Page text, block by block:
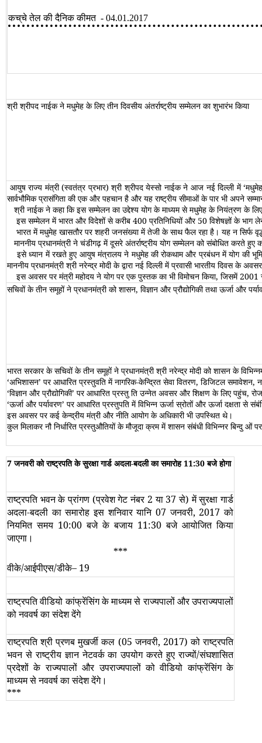
कच्चेतेलकीदैनिककीमत- 04.01.2017
श्री श्रीपद नाईक ने मधुमेह के लिए तीन दिवसीय अंतर्राष्‍ट्रीय सम्‍मेलन का शुभारंभ किया
आयुष राज्‍य मंत्री (स्‍वतंत्र प्रभार) श्री श्रीपद येस्‍सो नाईक ने आज नई दिल्‍ली में
सार्वभौमिक प्रासंगिता की एक और पहचान है और यह राष्‍ट्रीय सीमाओं के पार भी अपने
श्री नाईक ने कहा कि इस सम्‍मेलन का उद्देश्‍य योग के माध्‍यम से मधुमेह के नियंत्रण के लिए
इस सम्‍मेलन में भारत और विदेशों से करीब 400 प्रतिनिधियों और 50 विशेषज्ञों के भाग
भारत में मधुमेह खासतौर पर शहरी जनसंख्‍या में तेजी के साथ फैल रहा है। यह न सिर्फ
माननीय प्रधानमंत्री ने चंडीगढ़ में दूसरे अंतर्राष्‍ट्रीय योग सम्‍मेलन को संबोधित करते
इसे ध्‍यान में रखते हुए आयुष मंत्रालय ने मधुमेह की रोकथाम और प्रबंधन में योग की
माननीय प्रधानमंत्री श्री नरेन्‍द्र मोदी के द्वारा नई दिल्‍ली में प्रवासी भारतीय दिवस के
इस अवसर पर मंत्री महोदय ने योग पर एक पुस्‍तक का भी विमोचन किया, जिसमें
सचिवों के तीन समूहों ने प्रधानमंत्री को शासन, विज्ञान और प्रौद्योगिकी तथा ऊर्जा और
भारत सरकार के सचिवों के तीन समूहों ने प्रधानमंत्री श्री नरेन्द्र मोदी को शासन के
‘अभिशासन’ पर आधारित प्रस्तुवति में नागरिक-केन्द्रित सेवा वितरण, डिजिटल
‘विज्ञान और प्रौद्योगिकी’ पर आधार‍ित प्रस्तु ति उन्नेत अवसर और शिक्षण के लिए पहुंच,
‘ऊर्जा और पर्यावरण’ पर आधारित प्रस्तुपति में विभिन्न ऊर्जा स्रोतों और ऊर्जा दक्षता से
इस अवसर पर कई केन्द्रीय मंत्री और नीति आयोग के अधिकारी भी उपस्थित थे।
कुल मिलाकर नौ निर्धारित प्रस्तुऔतियों के मौजूदा क्रम में शासन संबंधी वि‍भिन्नर बिन्दु
7 जनवरी को राष्ट्रपति के सुरक्षा गार्ड अदला-बदली का समारोह 11:30 बजे होगा
राष्ट्रपति भवन के प्रांगण (प्रवेश गेट नंबर 2 या 37 से) में सुरक्षा गार्ड
अदला-बदली का समारोह इस शनिवार यानि 07 जनवरी, 2017 को
नियमित समय 10:00 बजे के बजाय 11:30 बजे आयोजित किया
जाएगा।
***
वीके/आईपीएस/डीके– 19
राष्‍ट्रपति वीडियो कांफ्रेंसिंग के माध्‍यम से राज्‍यपालों और उपराज्‍यपालों
को नववर्ष का संदेश देंगे
राष्‍ट्रपति श्री प्रणब मुखर्जी कल (05 जनवरी, 2017) को राष्‍ट्रपति
भवन से राष्‍ट्रीय ज्ञान नेटवर्क का उपयोग करते हुए राज्‍यों/संघशासित
प्रदेशों के राज्‍यपालों और उपराज्‍यपालों को वीडियो कांफ्रेंसिंग के
माध्‍यम से नववर्ष का संदेश देंगे।
***